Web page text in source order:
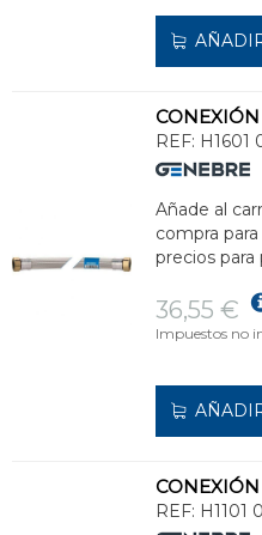
REF: H1601
Añade al
compra
precios para
36,55 €
Impuestos no
REF: H1101